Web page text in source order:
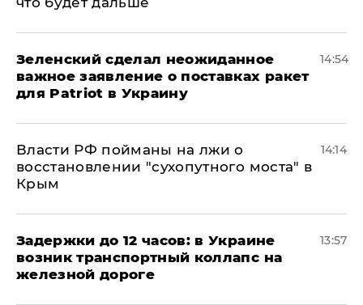
Зеленский сделал неожиданное
важное заявление о поставках ракет
для Patriot в Украину
14:54
Власти РФ пойманы на лжи о
восстановлении "сухопутного моста" в
Крым
14:14
Задержки до 12 часов: в Украине
возник транспортный коллапс на
железной дороге
13:57